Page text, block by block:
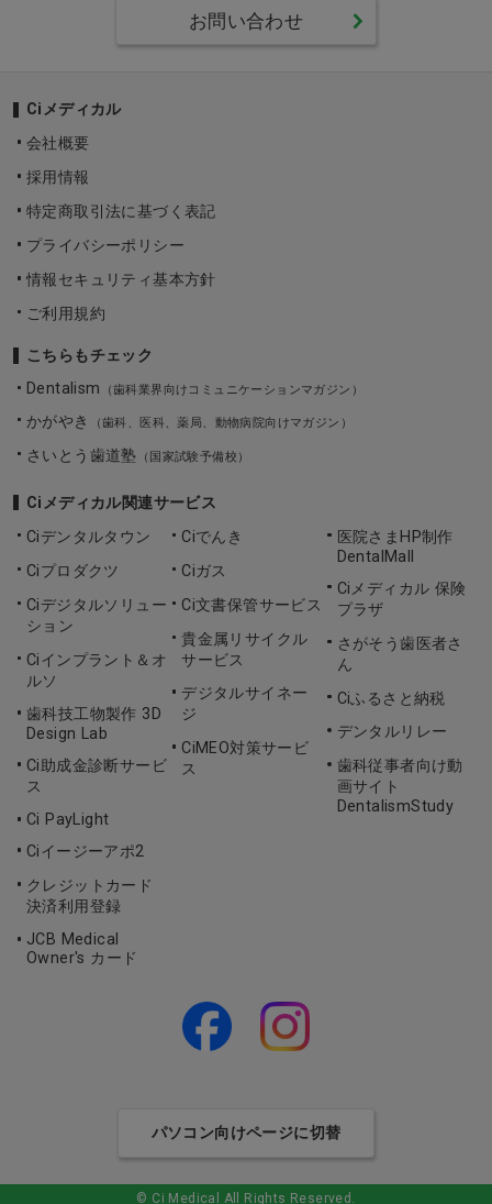
お問い合わせ
Ciメディカル
会社概要
採用情報
特定商取引法に基づく表記
プライバシーポリシー
情報セキュリティ基本方針
ご利用規約
こちらもチェック
Dentalism
（歯科業界向けコミュニケーションマガジン）
かがやき （歯科、医科、薬局、動物病院向けマガジン）
さいとう歯道塾 （国家試験予備校）
Ciメディカル関連サービス
Ciデンタルタウン
Ciプロダクツ
Ciデジタルソリュー
ション
Ciインプラント＆オ
ルソ
歯科技工物製作 3D
Design Lab
Ci助成金診断サービ
ス
Ci PayLight
Ciイージーアポ2
クレジットカード
決済利用登録
JCB Medical
Owner's カード
Ciでんき
Ciガス
Ci文書保管サービス
貴金属リサイクル
サービス
デジタルサイネー
ジ
CiMEO対策サービ
ス
医院さまHP制作
DentalMall
Ciメディカル 保険
プラザ
さがそう歯医者さ
ん
Ciふるさと納税
デンタルリレー
歯科従事者向け動
画サイト
DentalismStudy
パソコン向けページに切替
© Ci Medical All Rights Reserved.